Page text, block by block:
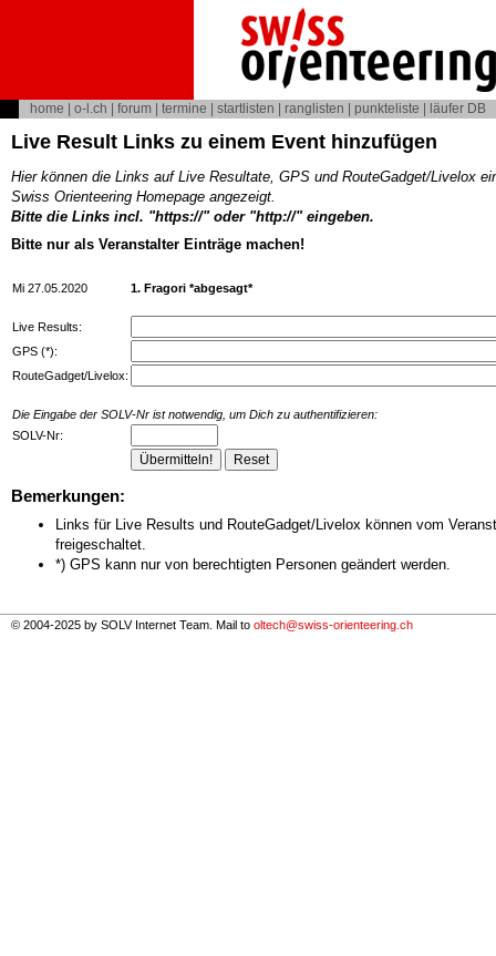
home o-l.ch forum termine startlisten ranglisten punkteliste läufer DB
Live Result Links zu einem Event hinzufügen
Hier können die Links auf Live Resultate, GPS und RouteGadget/Livelox
Swiss Orienteering Homepage angezeigt.
Bitte die Links incl. "https://" oder "http://" eingeben.
Bitte nur als Veranstalter Einträge machen!
Mi 27.05.2020 1. Fragori *abgesagt*
Live Results:
GPS (*):
RouteGadget/Livelox:
Die Eingabe der SOLV-Nr ist notwendig, um Dich zu authentifizieren:
SOLV-Nr:
Bemerkungen:
Links für Live Results und RouteGadget/Livelox können vom
freigeschaltet.
*) GPS kann nur von berechtigten Personen geändert werden.
© 2004-2025 by SOLV Internet Team. Mail to oltech@swiss-orienteering.ch